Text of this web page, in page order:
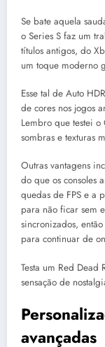
Se bate aquela
o Series S faz um
títulos antigos, do
um toque moderno
Esse tal de Auto
de cores nos jogos
Lembro que testei
sombras e texturas
Outras vantagens
do que os consoles
quedas de FPS e a
para não ficar sem
sincronizados,
para continuar de
Testa um Red
sensação de
avançadas